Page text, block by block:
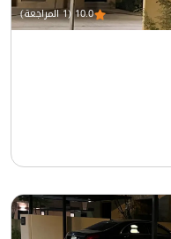
10.0 (1 المراجعة)